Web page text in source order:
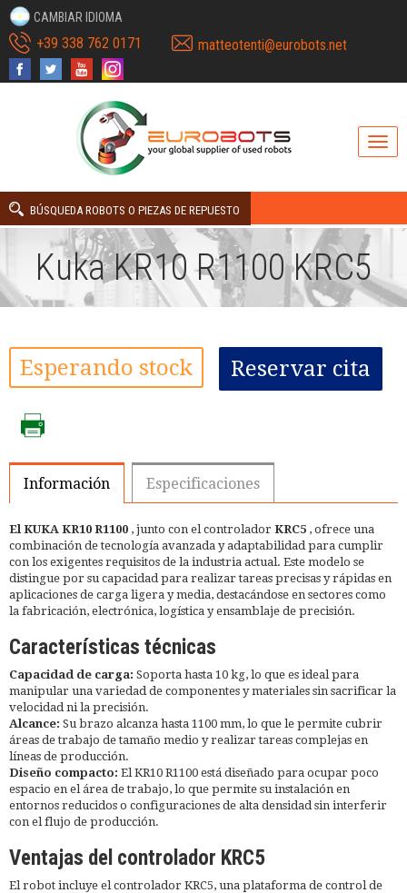
CAMBIAR IDIOMA
+39 338 762 0171 matteotenti@eurobots.net
BÚSQUEDA ROBOTS O PIEZAS DE REPUESTO
Kuka KR10 R1100 KRC5
Esperando stock Reservar cita
Información Especificaciones
El KUKA KR10 R1100 , junto con el controlador KRC5 , ofrece una
combinación de tecnología avanzada y adaptabilidad para cumplir
con los exigentes requisitos de la industria actual. Este modelo se
distingue por su capacidad para realizar tareas precisas y rápidas en
aplicaciones de carga ligera y media, destacándose en sectores como
la fabricación, electrónica, logística y ensamblaje de precisión.
Características técnicas
Capacidad de carga: Soporta hasta 10 kg, lo que es ideal para
manipular una variedad de componentes y materiales sin sacrificar la
velocidad ni la precisión.
Alcance: Su brazo alcanza hasta 1100 mm, lo que le permite cubrir
áreas de trabajo de tamaño medio y realizar tareas complejas en
líneas de producción.
Diseño compacto: El KR10 R1100 está diseñado para ocupar poco
espacio en el área de trabajo, lo que permite su instalación en
entornos reducidos o configuraciones de alta densidad sin interferir
con el flujo de producción.
Ventajas del controlador KRC5
El robot incluye el controlador KRC5, una plataforma de control de